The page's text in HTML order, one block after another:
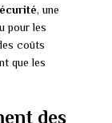
, une
pour les
coûts
que les
des